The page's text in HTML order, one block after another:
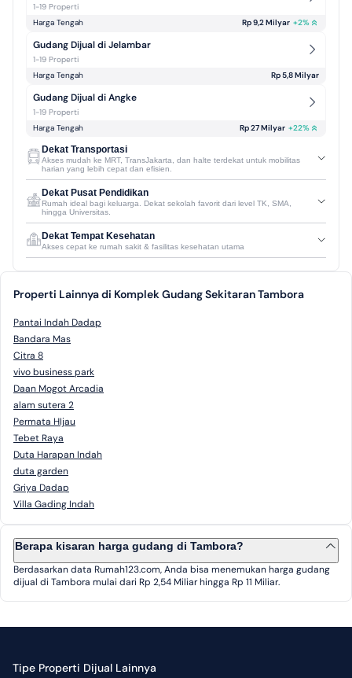
1-19 Properti
Harga Tengah
Rp 9,2 Milyar +2%
Gudang Dijual di Jelambar
1-19 Properti
Harga Tengah
Rp 5,8 Milyar
Gudang Dijual di Angke
1-19 Properti
Harga Tengah
Rp 27 Milyar +22%
Dekat Transportasi
Akses mudah ke MRT, TransJakarta, dan halte terdekat untuk mobilitas
harian yang lebih cepat dan efisien.
Dekat Pusat Pendidikan
Rumah ideal bagi keluarga. Dekat sekolah favorit dari level TK, SMA,
hingga Universitas.
Dekat Tempat Kesehatan
Akses cepat ke rumah sakit & fasilitas kesehatan utama
Properti Lainnya di Komplek Gudang Sekitaran Tambora
Pantai Indah Dadap
Bandara Mas
Citra 8
vivo business park
Daan Mogot Arcadia
alam sutera 2
Permata HIjau
Tebet Raya
Duta Harapan Indah
duta garden
Griya Dadap
Villa Gading Indah
Berapa kisaran harga gudang di Tambora?
Berdasarkan data Rumah123.com, Anda bisa menemukan harga gudang
dijual di Tambora mulai dari Rp 2,54 Miliar hingga Rp 11 Miliar.
Tipe Properti Dijual Lainnya